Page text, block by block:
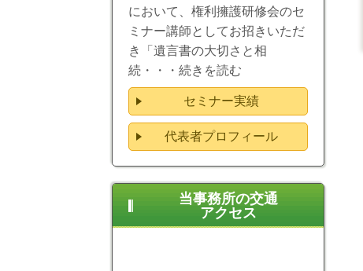
において、権利擁護研修会のセ
ミナー講師としてお招きいただ
き「遺言書の大切さと相
続・・・ 続きを読む
セミナー実績
代表者プロフィール
当事務所の交通
アクセス